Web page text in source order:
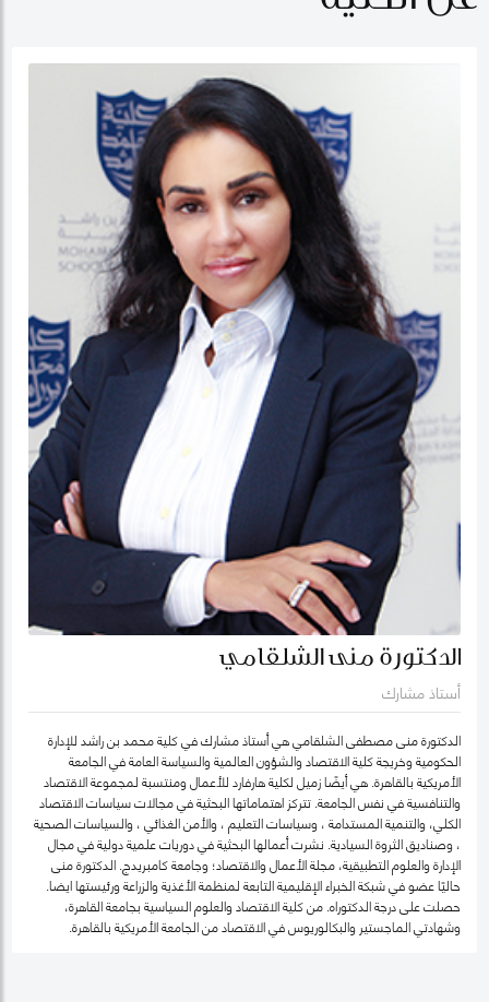
الدكتورة منى الشلقامي
أستاذ مشارك
الدكتورة منى مصطفى الشلقامي هي أستاذ مشارك في كلية محمد بن راشد للإدارة
الحكومية وخريجة كلية الاقتصاد والشؤون العالمية والسياسة العامة في الجامعة
الأمريكية بالقاهرة. هي أيضًا زميل لكلية هارفارد للأعمال ومنتسبة لمجموعة الاقتصاد
والتنافسية في نفس الجامعة. تتركز اهتماماتها البحثية في مجالات سياسات الاقتصاد
الكلي، والتنمية المستدامة ، وسياسات التعليم ، والأمن الغذائي ، والسياسات الصحية
، وصناديق الثروة السيادية. نشرت أعمالها البحثية في دوريات علمية دولية في مجال
الإدارة والعلوم التطبيقية، مجلة الأعمال والاقتصاد؛ وجامعة كامبريدج. الدكتورة منى
حاليًا عضو في شبكة الخبراء الإقليمية التابعة لمنظمة الأغذية والزراعة ورئيستها ايضا.
حصلت على درجة الدكتوراه. من كلية الاقتصاد والعلوم السياسية بجامعة القاهرة،
وشهادتي الماجستير والبكالوريوس في الاقتصاد من الجامعة الأمريكية بالقاهرة.